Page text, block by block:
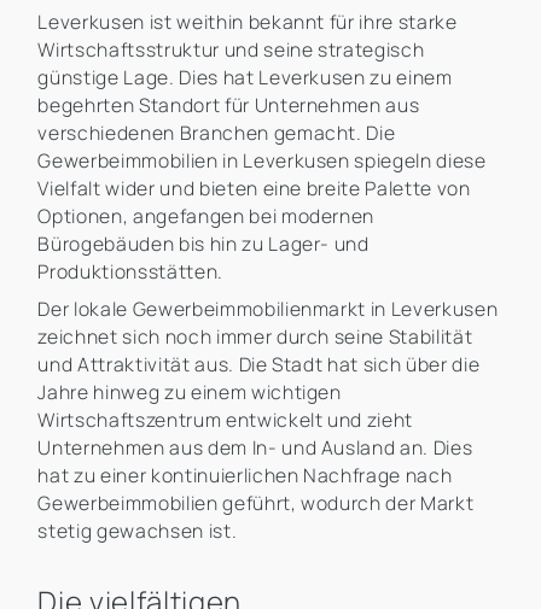
Leverkusen ist weithin bekannt für ihre starke
Wirtschaftsstruktur und seine strategisch
günstige Lage. Dies hat Leverkusen zu einem
begehrten Standort für Unternehmen aus
verschiedenen Branchen gemacht. Die
Gewerbeimmobilien in Leverkusen spiegeln diese
Vielfalt wider und bieten eine breite Palette von
Optionen, angefangen bei modernen
Bürogebäuden bis hin zu Lager- und
Produktionsstätten.
Der lokale Gewerbeimmobilienmarkt in Leverkusen
zeichnet sich noch immer durch seine Stabilität
und Attraktivität aus. Die Stadt hat sich über die
Jahre hinweg zu einem wichtigen
Wirtschaftszentrum entwickelt und zieht
Unternehmen aus dem In- und Ausland an. Dies
hat zu einer kontinuierlichen Nachfrage nach
Gewerbeimmobilien geführt, wodurch der Markt
stetig gewachsen ist.